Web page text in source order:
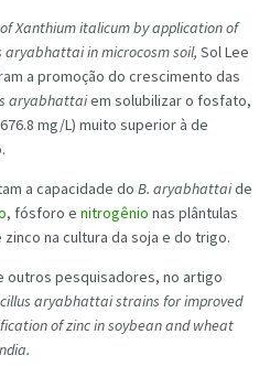
Xanthium italicum by application of
in microcosm soil, Sol Lee
a promoção do crescimento das
aryabhattaiem solubilizar o fosfato,
mg/L) muito superior à de
a capacidade do B. aryabhattaide
, fósforo e nitrogênio nas plântulas
na cultura da soja e do trigo.
outros pesquisadores, no artigo
aryabhattai strains for improved
of zinc in soybean and wheat